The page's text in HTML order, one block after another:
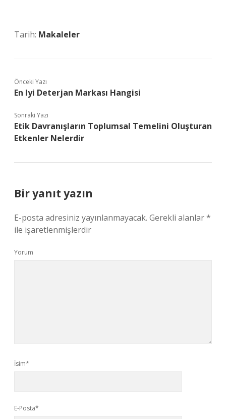
Tarih: Makaleler
Önceki Yazı
En Iyi Deterjan Markası Hangisi
Sonraki Yazı
Etik Davranışların Toplumsal Temelini Oluşturan
Etkenler Nelerdir
Bir yanıt yazın
E-posta adresiniz yayınlanmayacak. Gerekli alanlar*
ile işaretlenmişlerdir
Yorum
İsim*
E-Posta*